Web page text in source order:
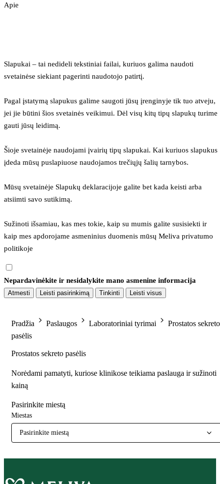
Apie
Slapukai – tai nedideli tekstiniai failai, kuriuos galima naudoti
svetainėse siekiant pagerinti naudotojo patirtį.
Pagal įstatymą slapukus galime saugoti jūsų įrenginyje tik tuo atveju,
jei jie būtini šios svetainės veikimui. Dėl visų kitų tipų slapukų turime
gauti jūsų leidimą.
Šioje svetainėje naudojami įvairių tipų slapukai. Kai kuriuos slapukus
įdeda mūsų puslapiuose naudojamos trečiųjų šalių tarnybos.
Mūsų svetainėje Slapukų deklaracijoje galite bet kada keisti arba
atsiimti savo sutikimą.
Sužinoti išsamiau, kas mes tokie, kaip su mumis galite susisiekti ir
kaip mes apdorojame asmeninius duomenis mūsų Meliva privatumo
politikoje
Nepardavinėkite ir nesidalykite mano asmenine informacija
Atmesti Leisti pasirinkimą Tinkinti Leisti visus
Pradžia Paslaugos Laboratoriniai tyrimai
Prostatos sekreto
pasėlis
Prostatos sekreto pasėlis
Norėdami pamatyti, kuriose klinikose teikiama paslauga ir sužinoti
kainą
Pasirinkite miestą
Miestas
Pasirinkite miestą